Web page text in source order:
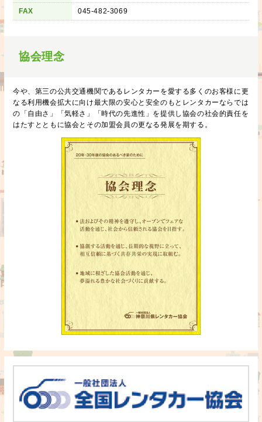
FAX 045-482-3069
協会理念
今や、第三の公共交通機関であるレンタカーを愛する多くのお客様に更
なる利用機会拡大に向け最大限の安心と安全のもとレンタカーならでは
の「自由さ」「気軽さ」「時代の先進性」を提供し協会の社会的責任を
はたすとともに協会とその加盟会員の更なる発展を期する。